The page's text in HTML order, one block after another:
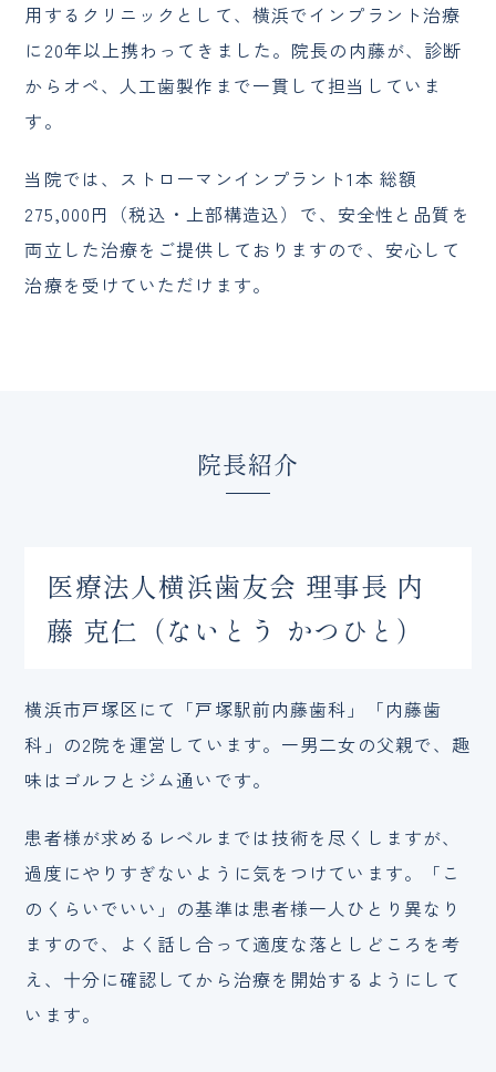
用するクリニックとして、横浜でインプラント治療
に20年以上携わってきました。院長の内藤が、診断
からオペ、人工歯製作まで一貫して担当していま
す。
当院では、ストローマンインプラント1本 総額
275,000円（税込・上部構造込）で、安全性と品質を
両立した治療をご提供しておりますので、安心して
治療を受けていただけます。
院長紹介
医療法人横浜歯友会 理事長 内
藤 克仁（ないとう かつひと）
横浜市戸塚区にて「戸塚駅前内藤歯科」「内藤歯
科」の2院を運営しています。一男二女の父親で、趣
味はゴルフとジム通いです。
患者様が求めるレベルまでは技術を尽くしますが、
過度にやりすぎないように気をつけています。「こ
のくらいでいい」の基準は患者様一人ひとり異なり
ますので、よく話し合って適度な落としどころを考
え、十分に確認してから治療を開始するようにして
います。